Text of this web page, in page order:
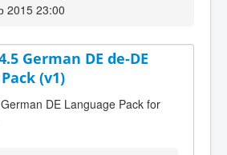
2015 23:00
German DE de-DE
(v1)
DE Language Pack for